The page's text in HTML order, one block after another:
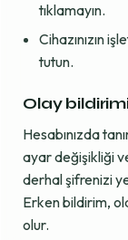
tıklamayın.
Cihazınızın
tutun.
Olay
Hesabınızda
ayar değişikliği
derhal şifrenizi
Erken bildirim,
olur.